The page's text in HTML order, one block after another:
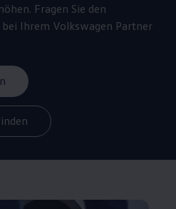
Fragen Sie den
bei Ihrem Volkswagen Partner